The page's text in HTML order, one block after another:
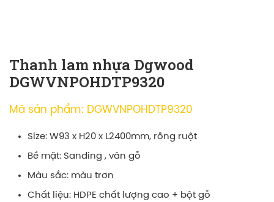
Thanh lam nhựa Dgwood
DGWVNPOHDTP9320
Mã sản phẩm: DGWVNPOHDTP9320
Size: W93 x H20 x L2400mm, rỗng ruột
Bề mặt: Sanding , vân gỗ
Màu sắc: màu trơn
Chất liệu: HDPE chất lượng cao + bột gỗ